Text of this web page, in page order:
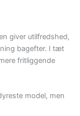
giver utilfredshed,
bagefter. I tæt
fritliggende
model, men